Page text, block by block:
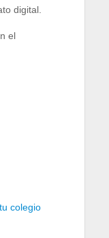
digital.
el
colegio